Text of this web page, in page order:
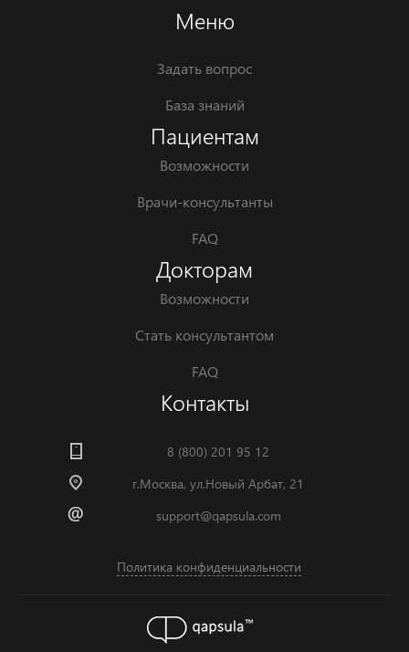
Меню
Задать вопрос
База знаний
Пациентам
Возможности
Врачи-консультанты
FAQ
Докторам
Возможности
Стать консультантом
FAQ
Контакты
8 (800) 201 95 12
г.Москва, ул.Новый Арбат, 21
support@qapsula.com
Политика конфиденциальности